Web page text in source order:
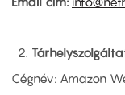
2.
Cégnév: Amazon